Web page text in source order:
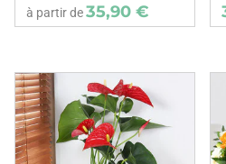
à partir de35,90 €